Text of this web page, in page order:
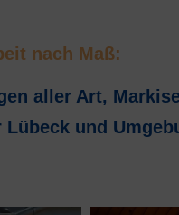
nach Maß:
aller Art,
und